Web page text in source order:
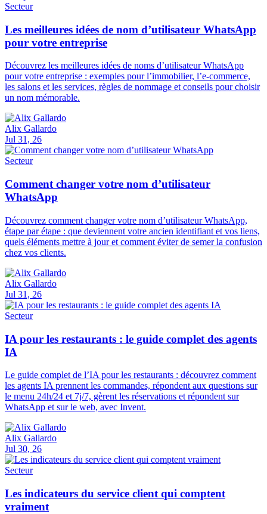
Secteur
Les meilleures idées de nom d’utilisateur WhatsApp
pour votre entreprise
Découvrez les meilleures idées de noms d’utilisateur WhatsApp
pour votre entreprise : exemples pour l’immobilier, l’e-commerce,
les salons et les services, règles de nommage et conseils pour choisir
un nom mémorable.
Alix Gallardo
Jul 31, 26
Secteur
Comment changer votre nom d’utilisateur
WhatsApp
Découvrez comment changer votre nom d’utilisateur WhatsApp,
étape par étape : que deviennent votre ancien identifiant et vos liens,
quels éléments mettre à jour et comment éviter de semer la confusion
chez vos clients.
Alix Gallardo
Jul 31, 26
Secteur
IA pour les restaurants : le guide complet des agents
IA
Le guide complet de l’IA pour les restaurants : découvrez comment
les agents IA prennent les commandes, répondent aux questions sur
le menu 24h/24 et 7j/7, gèrent les réservations et répondent sur
WhatsApp et sur le web, avec Invent.
Alix Gallardo
Jul 30, 26
Secteur
Les indicateurs du service client qui comptent
vraiment